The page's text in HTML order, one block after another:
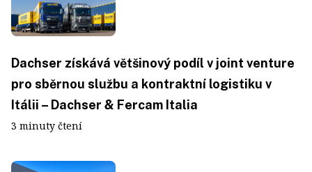
Dachser získává většinový podíl v joint venture
pro sběrnou službu a kontraktní logistiku v
Itálii – Dachser & Fercam Italia
3 minuty čtení